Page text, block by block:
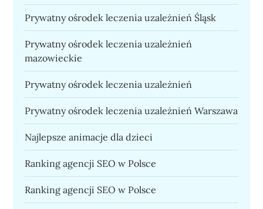
Prywatny ośrodek leczenia uzależnień Śląsk
Prywatny ośrodek leczenia uzależnień
mazowieckie
Prywatny ośrodek leczenia uzależnień
Prywatny ośrodek leczenia uzależnień Warszawa
Najlepsze animacje dla dzieci
Ranking agencji SEO w Polsce
Ranking agencji SEO w Polsce